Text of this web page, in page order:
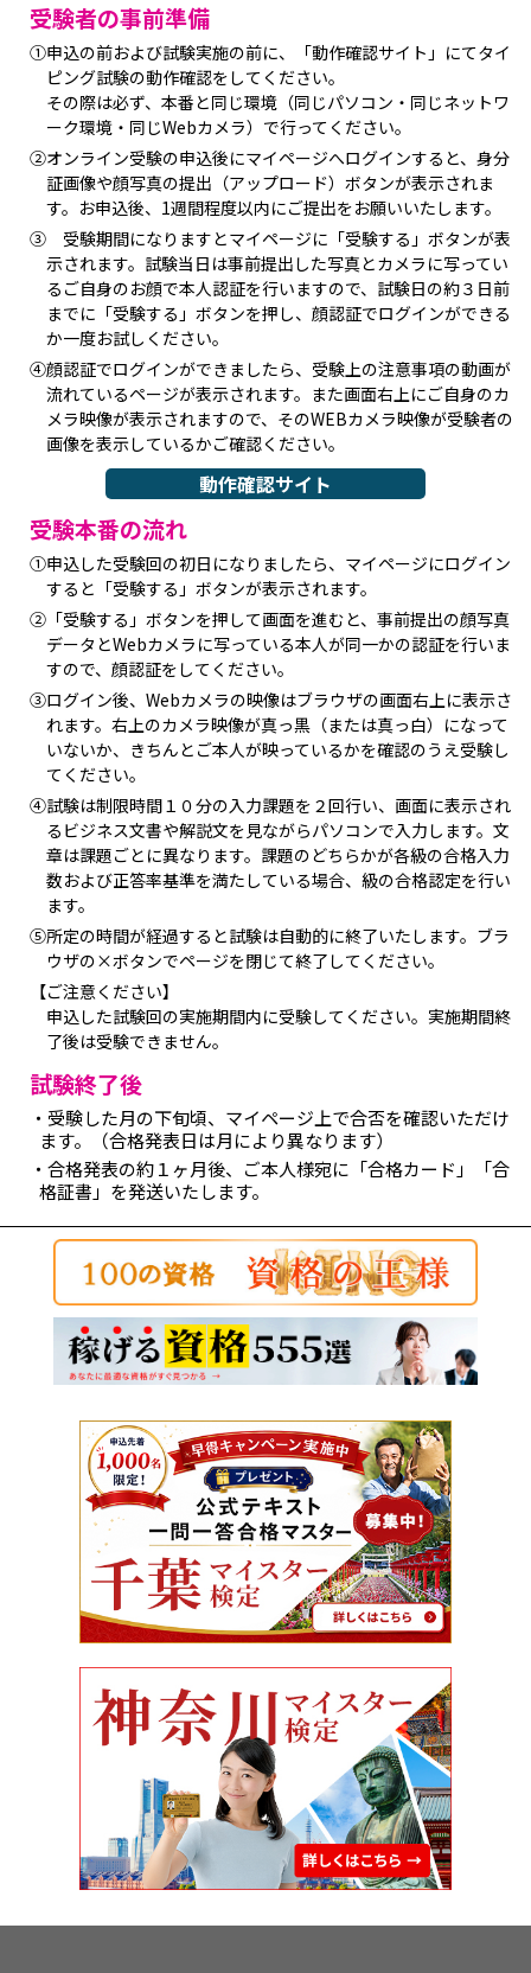
受験者の事前準備
①申込の前および試験実施の前に、「動作確認サイト」にてタイ
ピング試験の動作確認をしてください。
その際は必ず、本番と同じ環境（同じパソコン・同じネットワ
ーク環境・同じWebカメラ）で行ってください。
②オンライン受験の申込後にマイページへログインすると、身分
証画像や顔写真の提出（アップロード）ボタンが表示されま
す。お申込後、1週間程度以内にご提出をお願いいたします。
③ 受験期間になりますとマイページに「受験する」ボタンが表
示されます。試験当日は事前提出した写真とカメラに写ってい
るご自身のお顔で本人認証を行いますので、試験日の約３日前
までに「受験する」ボタンを押し、顔認証でログインができる
か一度お試しください。
④顔認証でログインができましたら、受験上の注意事項の動画が
流れているページが表示されます。また画面右上にご自身のカ
メラ映像が表示されますので、そのWEBカメラ映像が受験者の
画像を表示しているかご確認ください。
動作確認サイト
受験本番の流れ
①申込した受験回の初日になりましたら、マイページにログイン
すると「受験する」ボタンが表示されます。
②「受験する」ボタンを押して画面を進むと、事前提出の顔写真
データとWebカメラに写っている本人が同一かの認証を行いま
すので、顔認証をしてください。
③ログイン後、Webカメラの映像はブラウザの画面右上に表示さ
れます。右上のカメラ映像が真っ黒（または真っ白）になって
いないか、きちんとご本人が映っているかを確認のうえ受験し
てください。
④試験は制限時間１０分の入力課題を２回行い、画面に表示され
るビジネス文書や解説文を見ながらパソコンで入力します。文
章は課題ごとに異なります。課題のどちらかが各級の合格入力
数および正答率基準を満たしている場合、級の合格認定を行い
ます。
⑤所定の時間が経過すると試験は自動的に終了いたします。ブラ
ウザの×ボタンでページを閉じて終了してください。
【ご注意ください】
申込した試験回の実施期間内に受験してください。実施期間終
了後は受験できません。
試験終了後
・受験した月の下旬頃、マイページ上で合否を確認いただけ
ます。（合格発表日は月により異なります）
・合格発表の約１ヶ月後、ご本人様宛に「合格カード」「合
格証書」を発送いたします。